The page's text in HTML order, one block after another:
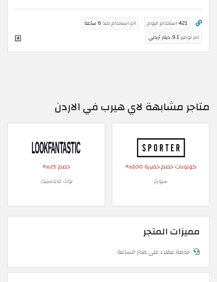
421 استخدام اليوم اخر استخدام منذ 6 ساعة
اخر توفير9.1 دينار أردني
متاجر مشابهة لاي هيرب في الاردن
كوبونات خصم حصرية 100%
سبورتر
خصم 25%
لوك فانتاستيك
مميزات المتجر
خدمة عملاء على مدار الساعة